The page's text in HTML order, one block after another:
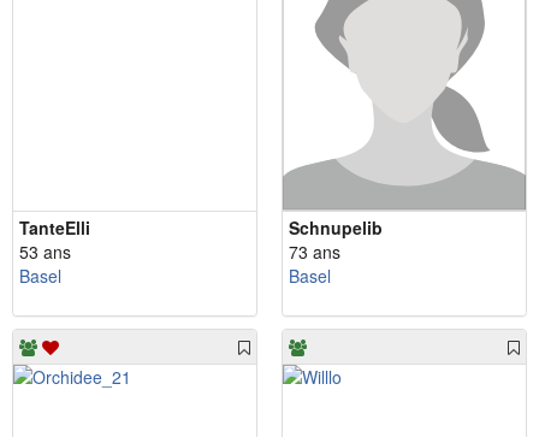
TanteElli
53 ans
Basel
Schnupelib
73 ans
Basel